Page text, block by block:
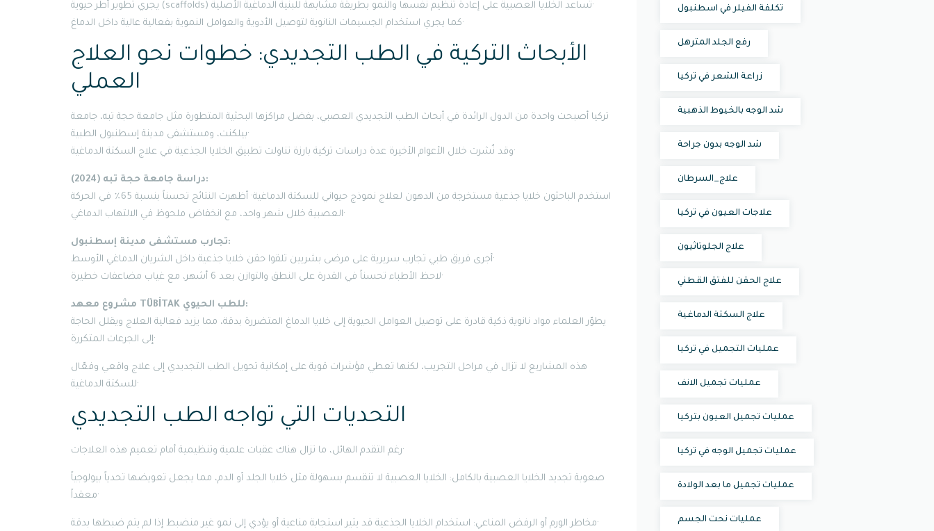
يجري تطوير أطر حيوية (scaffolds) تساعد الخلايا العصبية على إعادة تنظيم نفسها والنمو بطريقة مشابهة للبنية الدماغية الأصلية·
كما يجري استخدام الجسيمات النانوية لتوصيل الأدوية والعوامل النموية بفعالية عالية داخل الدماغ·
الأبحاث التركية في الطب التجديدي: خطوات نحو العلاج
العملي
تركيا أصبحت واحدة من الدول الرائدة في أبحاث الطب التجديدي العصبي، بفضل مراكزها البحثية المتطورة مثل جامعة حجة تبه، جامعة
بيلكنت، ومستشفى مدينة إسطنبول الطبية·
وقد نُشرت خلال الأعوام الأخيرة عدة دراسات تركية بارزة تناولت تطبيق الخلايا الجذعية في علاج السكتة الدماغية·
دراسة جامعة حجة تبه (2024):
استخدم الباحثون خلايا جذعية مستخرجة من الدهون لعلاج نموذج حيواني للسكتة الدماغية· أظهرت النتائج تحسناً بنسبة 65٪ في الحركة
العصبية خلال شهر واحد، مع انخفاض ملحوظ في الالتهاب الدماغي·
تجارب مستشفى مدينة إسطنبول:
أجرى فريق طبي تجارب سريرية على مرضى بشريين تلقوا حقن خلايا جذعية داخل الشريان الدماغي الأوسط·
لاحظ الأطباء تحسناً في القدرة على النطق والتوازن بعد 6 أشهر، مع غياب مضاعفات خطيرة·
مشروع معهد TÜBİTAK للطب الحيوي:
يطوّر العلماء مواد نانوية ذكية قادرة على توصيل العوامل الحيوية إلى خلايا الدماغ المتضررة بدقة، مما يزيد فعالية العلاج ويقلل الحاجة
إلى الجرعات المتكررة·
هذه المشاريع لا تزال في مراحل التجريب، لكنها تعطي مؤشرات قوية على إمكانية تحويل الطب التجديدي إلى علاج واقعي وفعّال
للسكتة الدماغية·
التحديات التي تواجه الطب التجديدي
رغم التقدم الهائل، ما تزال هناك عقبات علمية وتنظيمية أمام تعميم هذه العلاجات·
صعوبة تجديد الخلايا العصبية بالكامل: الخلايا العصبية لا تنقسم بسهولة مثل خلايا الجلد أو الدم، مما يجعل تعويضها تحدياً بيولوجياً
معقداً·
مخاطر الورم أو الرفض المناعي: استخدام الخلايا الجذعية قد يثير استجابة مناعية أو يؤدي إلى نمو غير منضبط إذا لم يتم ضبطها بدقة·
تكلفة الفيلر في اسطنبول
رفع الجلد المترهل
زراعة الشعر في تركيا
شد الوجه بالخيوط الذهبية
شد الوجه بدون جراحة
علاج_السرطان
علاجات العيون في تركيا
علاج الجلوتاثيون
علاج الحقن للفتق القطني
علاج السكتة الدماغية
عمليات التجميل في تركيا
عمليات تجميل الانف
عمليات تجميل العيون بتركيا
عمليات تجميل الوجه في تركيا
عمليات تجميل ما بعد الولادة
عمليات نحت الجسم